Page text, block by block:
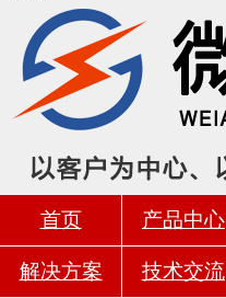
首页 产品中心
解决方案 技术交流